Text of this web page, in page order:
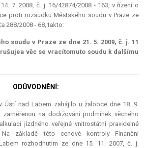
7. 2008, č. j. 16/42874/2008 - 163, v řízení o
proti rozsudku Městského soudu v Praze ze
288/2008 - 68, takto:
soudu v Praze ze dne 21. 5. 2009, č. j. 11
a věc se vracítomuto soudu k dalšímu
ODŮVODNĚNÍ:
Ústí nad Labem zahájilo u žalobce dne 18. 9.
na dodržování podmínek věcného
jízdného veřejné vnitrostátní pravidelné
Na základě této cenové kontroly Finanční
rozhodnutím ze dne 15. 11. 2007, č. j.